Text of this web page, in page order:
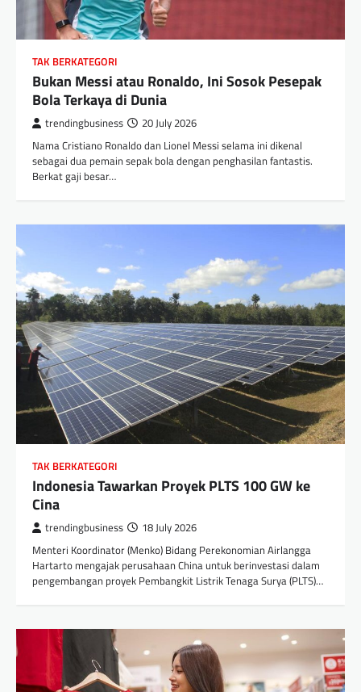
TAK BERKATEGORI
Bukan Messi atau Ronaldo, Ini Sosok Pesepak
Bola Terkaya di Dunia
trendingbusiness 20 July 2026
Nama Cristiano Ronaldo dan Lionel Messi selama ini dikenal
sebagai dua pemain sepak bola dengan penghasilan fantastis.
Berkat gaji besar…
TAK BERKATEGORI
Indonesia Tawarkan Proyek PLTS 100 GW ke
Cina
trendingbusiness 18 July 2026
Menteri Koordinator (Menko) Bidang Perekonomian Airlangga
Hartarto mengajak perusahaan China untuk berinvestasi dalam
pengembangan proyek Pembangkit Listrik Tenaga Surya (PLTS)…